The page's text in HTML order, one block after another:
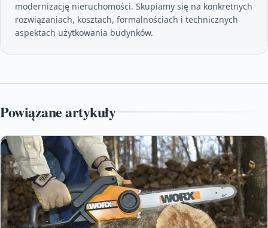
modernizację nieruchomości. Skupiamy się na konkretnych
rozwiązaniach, kosztach, formalnościach i technicznych
aspektach użytkowania budynków.
Powiązane artykuły